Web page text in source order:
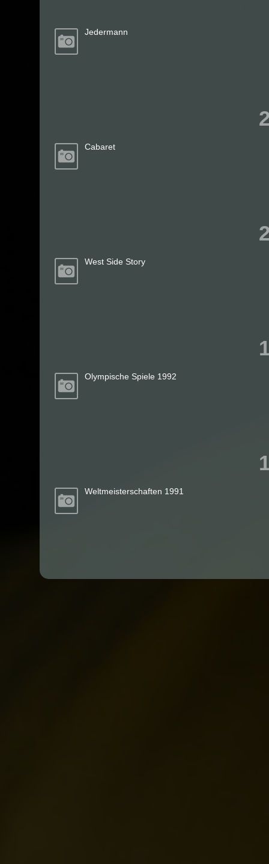
Jedermann
Cabaret
West Side Story
Olympische Spiele 1992
Weltmeisterschaften 1991